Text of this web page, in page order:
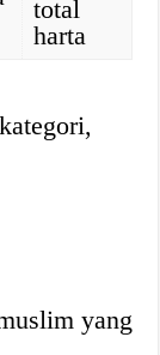
total
harta
yang